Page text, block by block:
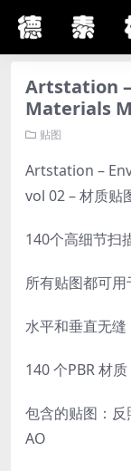
Artstation
Materials
贴图
Artstation –
vol 02 – 材质贴
140个高细节扫
所有贴图都可
水平和垂直无缝
140 个PBR 材质
包含的贴图：反
AO